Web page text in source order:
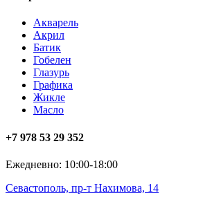
Акварель
Акрил
Батик
Гобелен
Глазурь
Графика
Жикле
Масло
+7 978 53 29 352
Ежедневно: 10:00-18:00
Севастополь, пр-т Нахимова, 14